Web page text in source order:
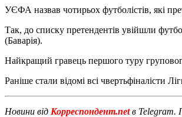
УЄФА назвав чотирьох футболістів, які
Так, до списку претендентів увійшли
(Баварія).
Найкращий гравець першого туру
Раніше стали відомі всі чвертьфіналісти
Новини від Корреспондент.netв Telegram.